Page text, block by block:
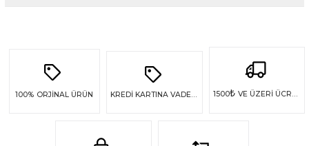
100% ORJİNAL ÜRÜN 1500₺ VE ÜZERİ ÜCRETSİZ KARGO